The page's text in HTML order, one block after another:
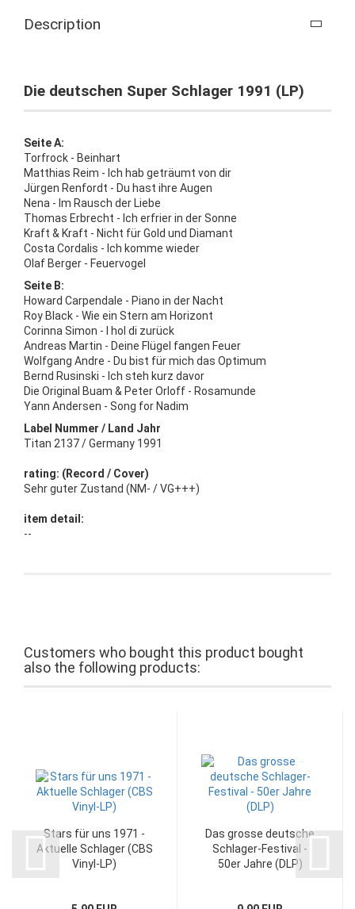
Description
Die deutschen Super Schlager 1991 (LP)
Seite A:
Torfrock - Beinhart
Matthias Reim - Ich hab geträumt von dir
Jürgen Renfordt - Du hast ihre Augen
Nena - Im Rausch der Liebe
Thomas Erbrecht - Ich erfrier in der Sonne
Kraft & Kraft - Nicht für Gold und Diamant
Costa Cordalis - Ich komme wieder
Olaf Berger - Feuervogel
Seite B:
Howard Carpendale - Piano in der Nacht
Roy Black - Wie ein Stern am Horizont
Corinna Simon - I hol di zurück
Andreas Martin - Deine Flügel fangen Feuer
Wolfgang Andre - Du bist für mich das Optimum
Bernd Rusinski - Ich steh kurz davor
Die Original Buam & Peter Orloff - Rosamunde
Yann Andersen - Song for Nadim
Label Nummer / Land Jahr
Titan 2137 / Germany 1991
rating: (Record / Cover)
Sehr guter Zustand (NM- / VG+++)
item detail:
--
Customers who bought this product bought
also the following products:
Stars für uns 1971 -
Aktuelle Schlager (CBS
Vinyl-LP)
Das grosse deutsche
Schlager-Festival -
50er Jahre (DLP)